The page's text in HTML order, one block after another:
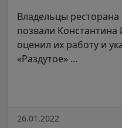
Владельцы
позвали
оценил их работу и
«Раздутое» ...
26.01.2022